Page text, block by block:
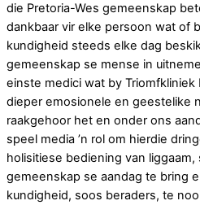
die Pretoria-Wes gemeenskap
dankbaar vir elke persoon wat of
kundigheid steeds elke dag
gemeenskap se mense in
einste medici wat by
dieper emosionele en geestelike
raakgehoor het en onder ons
speel media ’n rol om hierdie
holisitiese bediening van
gemeenskap se aandag te bring
kundigheid, soos beraders, te